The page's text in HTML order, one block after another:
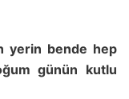
yerin bende hep
günün kutlu